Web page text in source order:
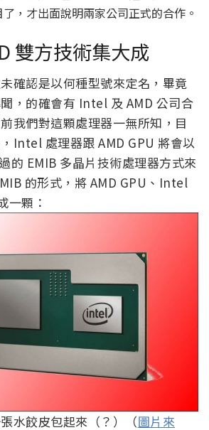
，才出面說明兩家公司正式的合作。
雙方技術集大成
確認是以何種型號來定名，畢竟
，的確會有 Intel 及 AMD 公司合
我們對這顆處理器一無所知，目
Intel 處理器跟 AMD GPU 將會以
的 EMIB 多晶片技術處理器方式來
的形式，將 AMD GPU、Intel
一顆：
水餃皮包起來（？）（圖片來